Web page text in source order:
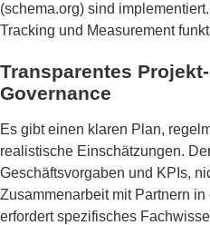
(schema.org) sind
Tracking und Measurement
Transparentes
Governance
Es gibt einen klaren Plan,
realistische Einschätzungen.
Geschäftsvorgaben und KPIs,
Zusammenarbeit mit Partnern
erfordert spezifisches